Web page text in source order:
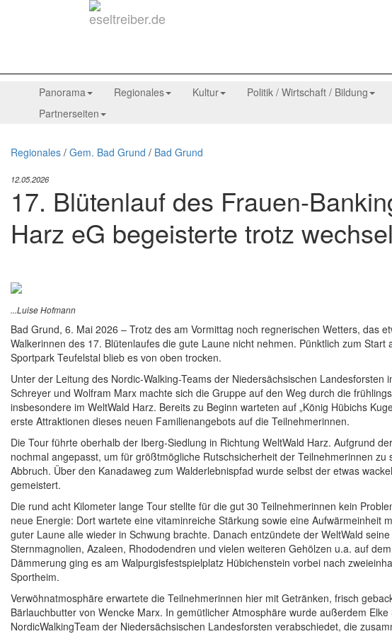
Panorama Regionales Kultur Politik / Wirtschaft / Bildung
Partnerseiten
Regionales / Gem. Bad Grund / Bad Grund
12.05.2026
17. Blütenlauf des Frauen-
Harz eG begeisterte trotz
...Luise Hofmann
Bad Grund, 6. Mai 2026 – Trotz des am Vormittag noch regnerischen Wetters, das
Walkerinnen des 17. Blütenlaufes die gute Laune nicht nehmen. Pünktlich zum Start
Sportpark Teufelstal blieb es von oben trocken.
Unter der Leitung des Nordic-Walking-Teams der Niedersächsischen Landesforsten
Schreyer und Wolfram Marx machte sich die Gruppe auf den Weg durch die
insbesondere im WeltWald Harz. Bereits zu Beginn warteten auf „König Hübichs
erste Attraktionen dieses neuen Familienangebots auf die Teilnehmerinnen.
Die Tour führte oberhalb der Iberg-Siedlung in Richtung WeltWald Harz. Aufgrund
nochmal angepasst, um für größtmögliche Rutschsicherheit der Teilnehmerinnen
Abbruch. Über den Kanadaweg zum Walderlebnispfad wurde selbst der etwas
gemeistert.
Die rund acht Kilometer lange Tour stellte für die gut 30 Teilnehmerinnen kein
neue Energie: Dort wartete eine vitaminreiche Stärkung sowie eine Aufwärmeinheit
guter Laune alle wieder in Schwung brachte. Danach entzündete der WeltWald
Sternmagnolien, Azaleen, Rhododendren und vielen weiteren Gehölzen u.a. auf
Dämmerung ging es am Walpurgisfestspielplatz Hübichenstein vorbei nach
Sportheim.
Verwöhnatmosphäre erwartete die Teilnehmerinnen hier mit Getränken, frisch
Bärlauchbutter von Wencke Marx. In gemütlicher Atmosphäre wurde außerdem
NordicWalkingTeam der Niedersächsischen Landesforsten verabschiedet, die